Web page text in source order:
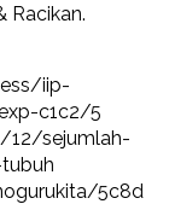
Racikan.
iip-
c1c2/5
12/sejumlah-
5c8d